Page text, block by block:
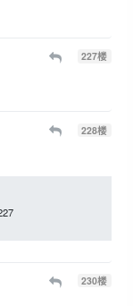
227楼
228楼
230楼